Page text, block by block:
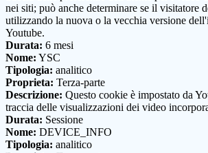
nei siti; può anche determinare se il visitatore
utilizzando la nuova o la vecchia versione
Youtube.
Durata: 6 mesi
Nome: YSC
Tipologia: analitico
Proprieta: Terza-parte
Descrizione: Questo cookie è impostato da
traccia delle visualizzazioni dei video
Durata: Sessione
Nome: DEVICE_INFO
Tipologia: analitico